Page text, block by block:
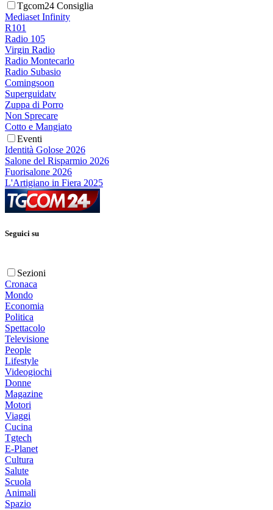
Tgcom24 Consiglia
Mediaset Infinity
R101
Radio 105
Virgin Radio
Radio Montecarlo
Radio Subasio
Comingsoon
Superguidatv
Zuppa di Porro
Non Sprecare
Cotto e Mangiato
Eventi
Identità Golose 2026
Salone del Risparmio 2026
Fuorisalone 2026
L'Artigiano in Fiera 2025
Seguici su
Sezioni
Cronaca
Mondo
Economia
Politica
Spettacolo
Televisione
People
Lifestyle
Videogiochi
Donne
Magazine
Motori
Viaggi
Cucina
Tgtech
E-Planet
Cultura
Salute
Scuola
Animali
Spazio